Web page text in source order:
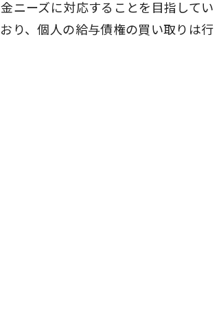
ニーズに対応することを目指してい
り、個人の給与債権の買い取りは行